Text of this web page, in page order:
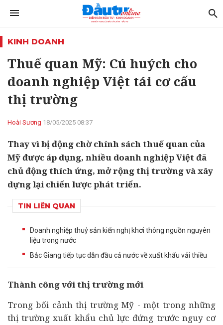
KINH DOANH
Thuế quan Mỹ: Cú huých cho
doanh nghiệp Việt tái cơ cấu
thị trường
Hoài Sương 18/05/2025 08:37
Thay vì bị động chờ chính sách thuế quan của
Mỹ được áp dụng, nhiều doanh nghiệp Việt đã
chủ động thích ứng, mở rộng thị trường và xây
dựng lại chiến lược phát triển.
TIN LIÊN QUAN
Doanh nghiệp thuỷ sản kiến nghị khơi thông nguồn nguyên
liệu trong nước
Bắc Giang tiếp tục dẫn đầu cả nước về xuất khẩu vải thiều
Thành công với thị trường mới
Trong bối cảnh thị trường Mỹ - một trong những
thị trường xuất khẩu chủ lực đứng trước nguy cơ